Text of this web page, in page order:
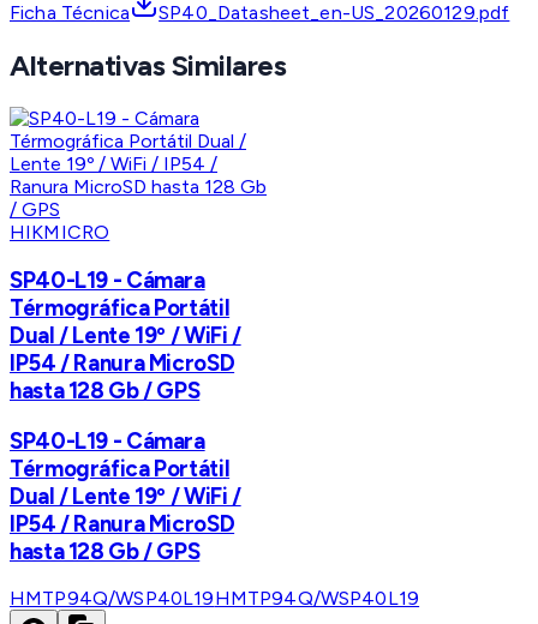
Ficha Técnica SP40_Datasheet_en-US_20260129.pdf
Alternativas Similares
HIKMICRO
SP40-L19 - Cámara
Térmográfica Portátil
Dual / Lente 19º / WiFi /
IP54 / Ranura MicroSD
hasta 128 Gb / GPS
SP40-L19 - Cámara
Térmográfica Portátil
Dual / Lente 19º / WiFi /
IP54 / Ranura MicroSD
hasta 128 Gb / GPS
HMTP94Q/WSP40L19HMTP94Q/WSP40L19